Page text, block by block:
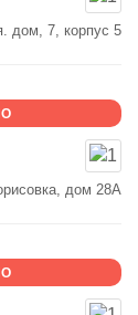
дом, 7, корпус 5
дом 28А